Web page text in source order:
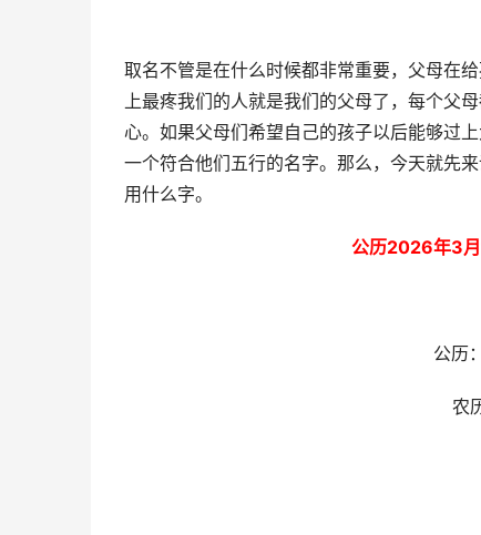
取名不管是在什么时候都非常重要，父母在
上最疼我们的人就是我们的父母了，每个父
心。如果父母们希望自己的孩子以后能够过
一个符合他们五行的名字。那么，今天就先
用什么字。
公历2026年3月
公历
农